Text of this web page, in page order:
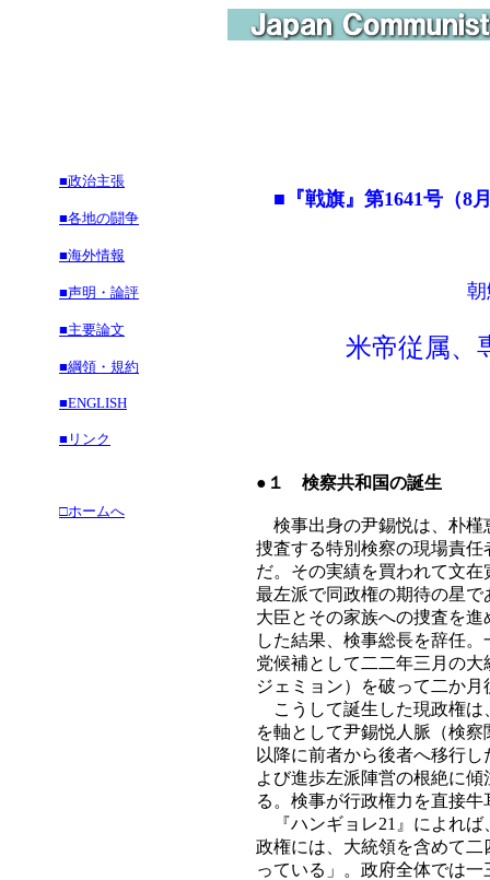
■政治主張
■各地の闘争
■海外情報
■声明・論評
■主要論文
■綱領・規約
■ENGLISH
■リンク
□ホームへ
■『戦旗』第1641号（8
米帝従属、
●１ 検察共和国の誕生
検事出身の尹錫悦は、朴槿
捜査する特別検察の現場責
だ。その実績を買われて文
最左派で同政権の期待の星
大臣とその家族への捜査を
した結果、検事総長を辞任
党候補として二二年三月の
ジェミョン）を破って二か
こうして誕生した現政権は
を軸として尹錫悦人脈（検
以降に前者から後者へ移行
よび進歩左派陣営の根絶に
る。検事が行政権力を直接
『ハンギョレ21』によれば
政権には、大統領を含めて
っている」。政府全体では